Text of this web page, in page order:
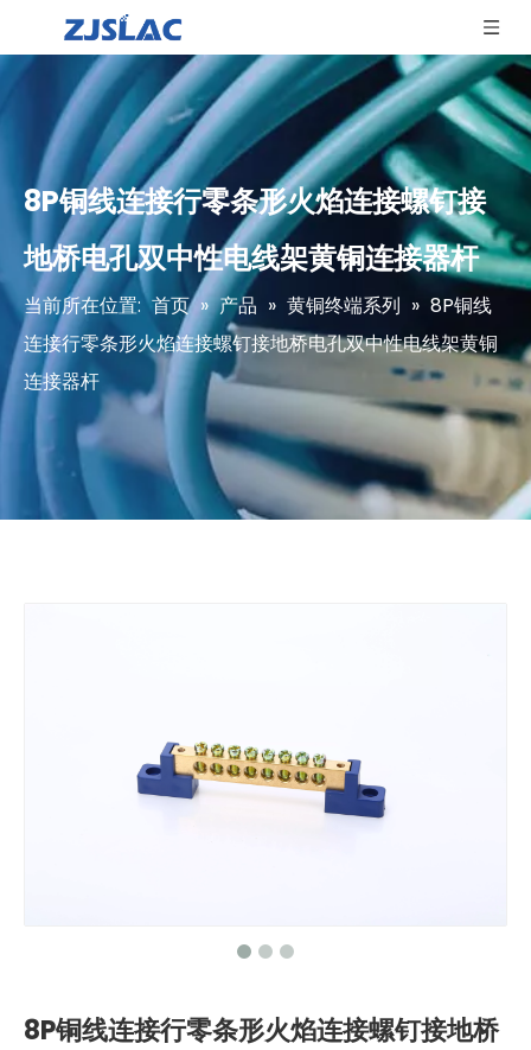
8P铜线连接行零条形火焰连接螺钉接
地桥电孔双中性电线架黄铜连接器杆
当前所在位置: 首页 » 产品 » 黄铜终端系列 » 8P铜线
连接行零条形火焰连接螺钉接地桥电孔双中性电线架黄铜
连接器杆
8P铜线连接行零条形火焰连接螺钉接地桥